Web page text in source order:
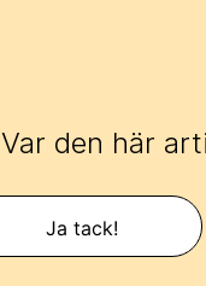
Var den här
Ja tack!